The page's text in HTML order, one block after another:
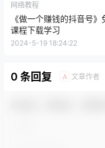
网络教程
《做一个赚钱的抖音号》
课程下载学习
2024-5-19 18:24:22
0 条回复 A 文章作者